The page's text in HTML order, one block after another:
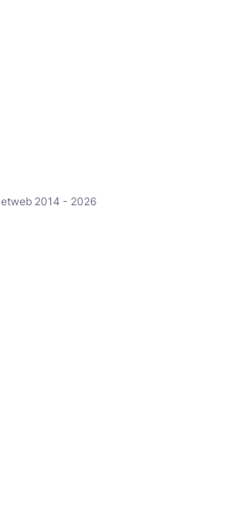
2014 - 2026